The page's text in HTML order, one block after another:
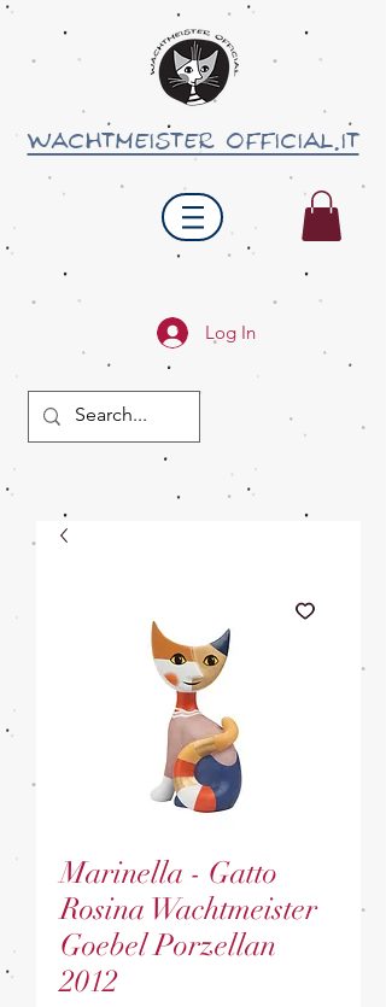
wachtmeister official.it
Log In
Marinella - Gatto
Rosina Wachtmeister
Goebel Porzellan
2012